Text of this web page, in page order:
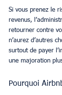
Si vous prenez le
revenus,
retourner contre
n’aurez d’autres
surtout de payer
une majoration
Pourquoi